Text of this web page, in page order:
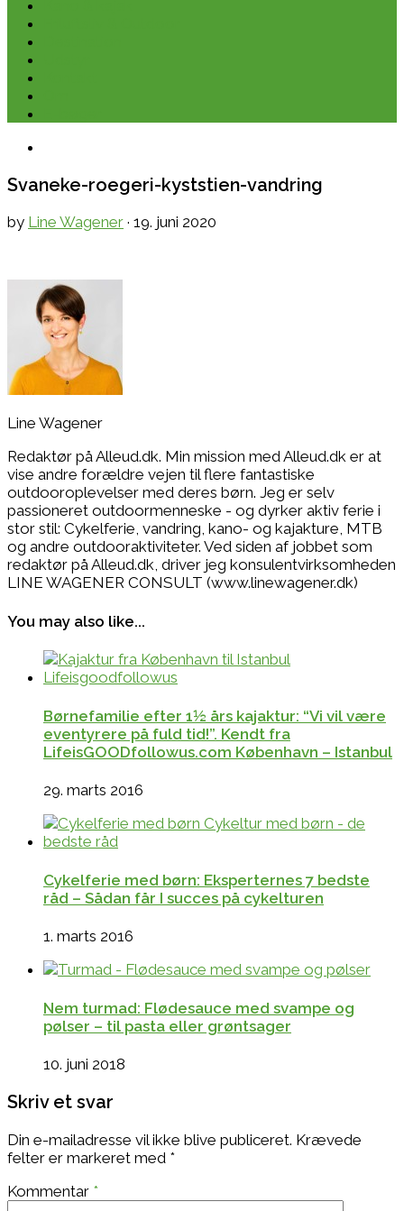
Svaneke-roegeri-kyststien-vandring
by Line Wagener · 19. juni 2020
Line Wagener
Redaktør på Alleud.dk. Min mission med Alleud.dk er at
vise andre forældre vejen til flere fantastiske
outdooroplevelser med deres børn. Jeg er selv
passioneret outdoormenneske - og dyrker aktiv ferie i
stor stil: Cykelferie, vandring, kano- og kajakture, MTB
og andre outdooraktiviteter. Ved siden af jobbet som
redaktør på Alleud.dk, driver jeg konsulentvirksomheden
LINE WAGENER CONSULT (www.linewagener.dk)
You may also like...
Børnefamilie efter 1½ års kajaktur: “Vi vil være
eventyrere på fuld tid!”. Kendt fra
LifeisGOODfollowus.com København – Istanbul
29. marts 2016
Cykelferie med børn: Eksperternes 7 bedste
råd – Sådan får I succes på cykelturen
1. marts 2016
Nem turmad: Flødesauce med svampe og
pølser – til pasta eller grøntsager
10. juni 2018
Skriv et svar
Din e-mailadresse vil ikke blive publiceret. Krævede
felter er markeret med *
Kommentar *